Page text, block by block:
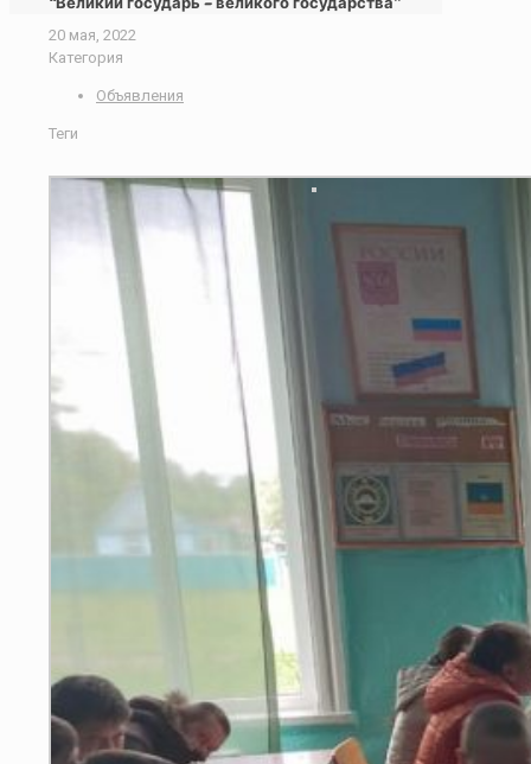
20 мая, 2022
Категория
Объявления
Теги